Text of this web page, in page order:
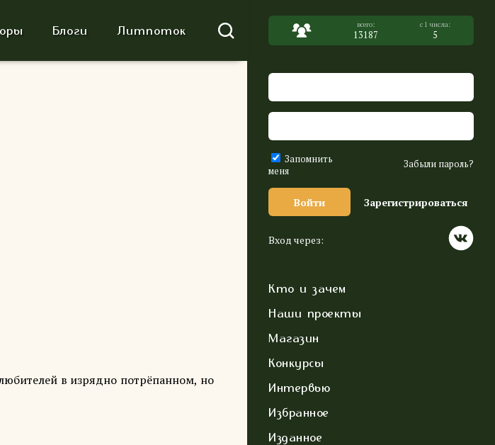
13187 5
Запомнить
меня
Забыли пароль?
Войти Зарегистрироваться
Вход через:
Кто и зачем
Наши проекты
Магазин
Конкурсы
Интервью
Избранное
Изданное
Блоги Литпоток
в изрядно потрёпанном, но